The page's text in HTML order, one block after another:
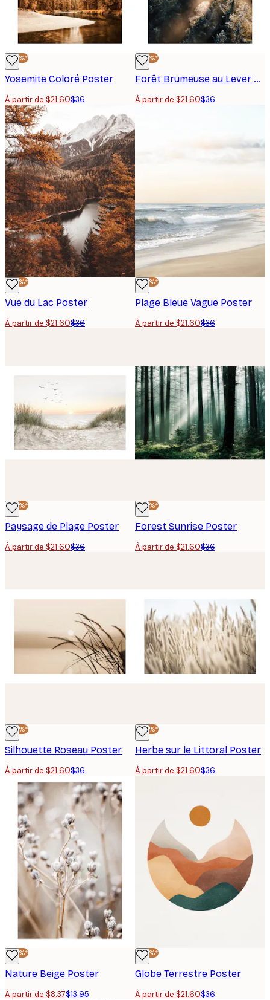
-40%*
Yosemite Coloré Poster
À partir de $21.60$36
-40%*
Forêt Brumeuse au Lever du Soleil Poster
À partir de $21.60$36
-40%*
Vue du Lac Poster
À partir de $21.60$36
-40%*
Plage Bleue Vague Poster
À partir de $21.60$36
-40%*
Paysage de Plage Poster
À partir de $21.60$36
-40%*
Forest Sunrise Poster
À partir de $21.60$36
-40%*
Silhouette Roseau Poster
À partir de $21.60$36
-40%*
Herbe sur le Littoral Poster
À partir de $21.60$36
-40%*
Nature Beige Poster
À partir de $8.37$13.95
-40%*
Globe Terrestre Poster
À partir de $21.60$36